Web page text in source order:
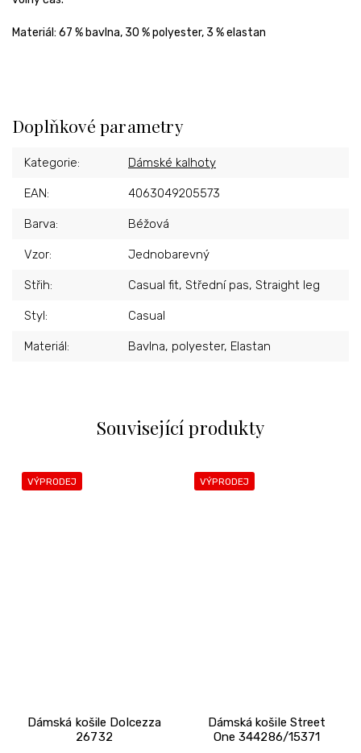
Související produkty
VÝPRODEJ
Dámská košile Dolcezza
26732
VÝPRODEJ
Dámská košile Street
One 344286/15371
Materiál: 67 % bavlna, 30 % polyester, 3 % elastan
Doplňkové parametry
Kategorie: Dámské kalhoty
EAN: 4063049205573
Barva: Béžová
Vzor: Jednobarevný
Střih: Casual fit, Střední pas, Straight leg
Styl: Casual
Materiál: Bavlna, polyester, Elastan